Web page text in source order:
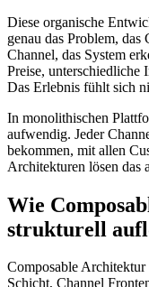
Diese organische
genau das Problem, das
Channel, das System
Preise, unterschiedliche
Das Erlebnis fühlt sich
In monolithischen
aufwendig. Jeder
bekommen, mit allen
Architekturen lösen das
Wie
strukturell
Composable
Schicht, Channel